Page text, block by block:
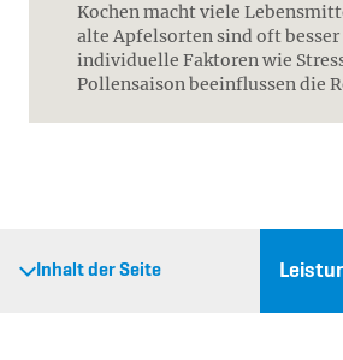
Kochen macht viele
alte Apfelsorten sind oft
individuelle Faktoren wie
Pollensaison beeinflussen die
Inhalt der Seite